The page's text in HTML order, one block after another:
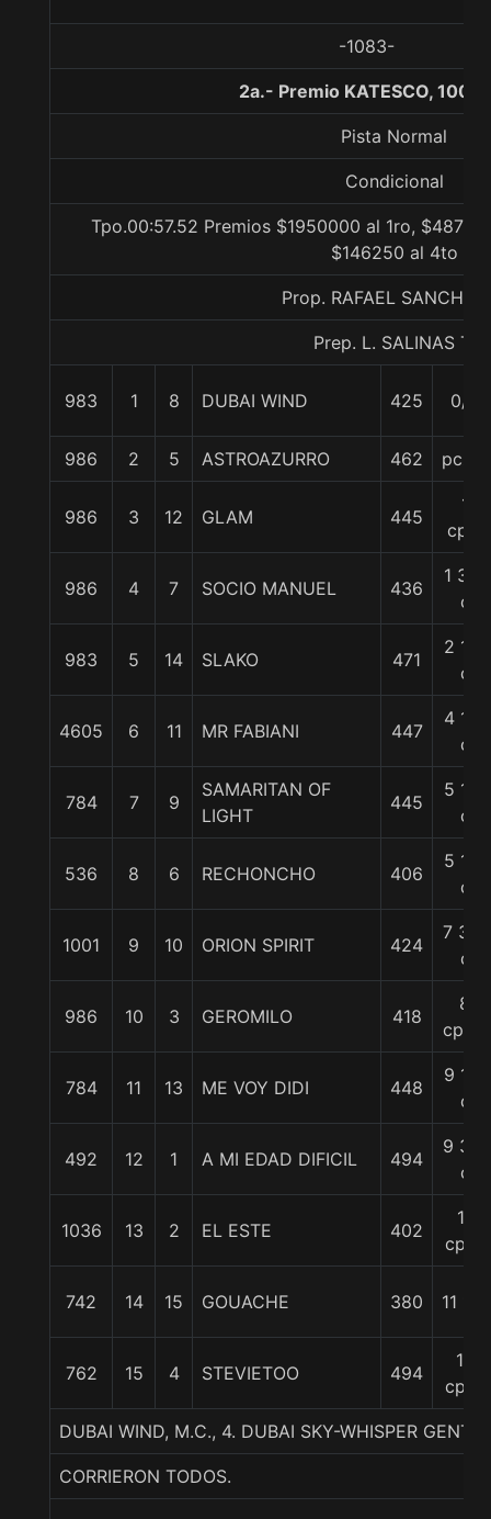
-1083-
2a.- Premio KATESCO, 1000
Pista Normal
Condicional
Tpo.00:57.52 Premios $1950000 al 1ro,
$146250 al 4to
Prop. RAFAEL SANCHEZ
Prep. L. SALINAS T.
983 1 8 DUBAI WIND 425 0/0
986 2 5 ASTROAZURRO 462 pczo.
986 3 12 GLAM 445
1
cpo.
986 4 7 SOCIO MANUEL 436
1 3/4
c
983 5 14 SLAKO 471
2 1/4
c
4605 6 11 MR FABIANI 447
4 1/4
c
784 7 9
SAMARITAN OF
LIGHT
445
5 1/2
c
536 8 6 RECHONCHO 406
5 1/2
c
1001 9 10 ORION SPIRIT 424
7 3/4
c
986 10 3 GEROMILO 418
8
cpos.
784 11 13 ME VOY DIDI 448
9 1/4
c
492 12 1 A MI EDAD DIFICIL 494
9 3/4
c
1036 13 2 EL ESTE 402
11
cpos
742 14 15 GOUACHE 380 11 1/2
762 15 4 STEVIETOO 494
15
cpos
DUBAI WIND, M.C., 4. DUBAI SKY-WHISPER
CORRIERON TODOS.